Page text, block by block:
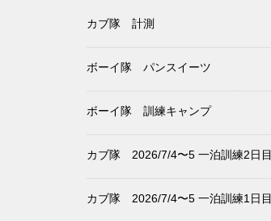
カブ隊 計測
ボーイ隊 パンスイーツ
ボーイ隊 訓練キャンプ
カブ隊 2026/7/4〜5 一泊訓練2日目
カブ隊 2026/7/4〜5 一泊訓練1日目